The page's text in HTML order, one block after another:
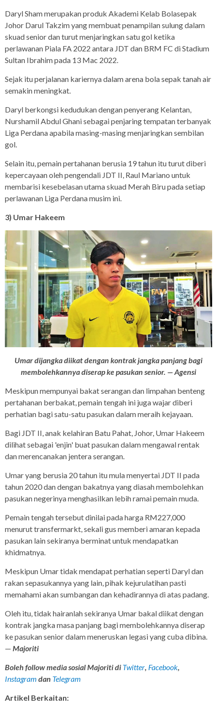
Daryl Sham merupakan produk Akademi Kelab Bolasepak
Johor Darul Takzim yang membuat penampilan sulung dalam
skuad senior dan turut menjaringkan satu gol ketika
perlawanan Piala FA 2022 antara JDT dan BRM FC di Stadium
Sultan Ibrahim pada 13 Mac 2022.
Sejak itu perjalanan kariernya dalam arena bola sepak tanah air
semakin meningkat.
Daryl berkongsi kedudukan dengan penyerang Kelantan,
Nurshamil Abdul Ghani sebagai penjaring tempatan terbanyak
Liga Perdana apabila masing-masing menjaringkan sembilan
gol.
Selain itu, pemain pertahanan berusia 19 tahun itu turut diberi
kepercayaan oleh pengendali JDT II, Raul Mariano untuk
membarisi kesebelasan utama skuad Merah Biru pada setiap
perlawanan Liga Perdana musim ini.
3) Umar Hakeem
Umar dijangka diikat dengan kontrak jangka panjang bagi
membolehkannya diserap ke pasukan senior. — Agensi
Meskipun mempunyai bakat serangan dan limpahan benteng
pertahanan berbakat, pemain tengah ini juga wajar diberi
perhatian bagi satu-satu pasukan dalam meraih kejayaan.
Bagi JDT II, anak kelahiran Batu Pahat, Johor, Umar Hakeem
dilihat sebagai 'enjin' buat pasukan dalam mengawal rentak
dan merencanakan jentera serangan.
Umar yang berusia 20 tahun itu mula menyertai JDT II pada
tahun 2020 dan dengan bakatnya yang diasah membolehkan
pasukan negerinya menghasilkan lebih ramai pemain muda.
Pemain tengah tersebut dinilai pada harga RM227,000
menurut transfermarkt, sekali gus memberi amaran kepada
pasukan lain sekiranya berminat untuk mendapatkan
khidmatnya.
Meskipun Umar tidak mendapat perhatian seperti Daryl dan
rakan sepasukannya yang lain, pihak kejurulatihan pasti
memahami akan sumbangan dan kehadirannya di atas padang.
Oleh itu, tidak hairanlah sekiranya Umar bakal diikat dengan
kontrak jangka masa panjang bagi membolehkannya diserap
ke pasukan senior dalam meneruskan legasi yang cuba dibina.
— Majoriti
Boleh follow media sosial Majoriti di Twitter, Facebook,
Instagram dan Telegram
Artikel Berkaitan: